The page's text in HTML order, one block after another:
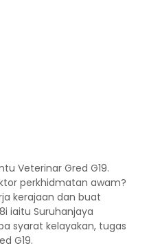
Veterinar Gred G19.
perkhidmatan awam?
kerajaan dan buat
iaitu Suruhanjaya
syarat kelayakan, tugas
G19.